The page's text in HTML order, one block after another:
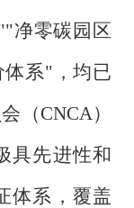
净零碳园区
系"，均已
（CNCA）
具先进性和
体系，覆盖